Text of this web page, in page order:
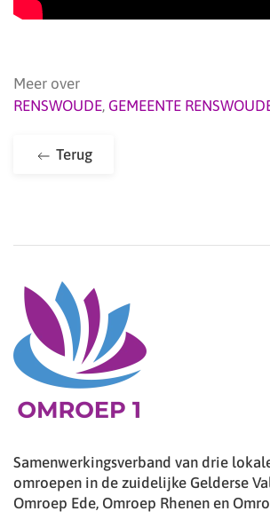
Meer over
RENSWOUDE, GEMEENTE
Terug
Samenwerkingsverband van drie
omroepen in de zuidelijke Gelderse
Omroep Ede, Omroep Rhenen en